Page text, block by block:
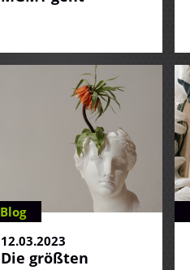
Blog
12.03.2023
Die größten